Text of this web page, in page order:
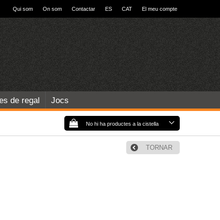
Qui som On som Contactar ES CAT El meu compte
de regal Jocs
No hi ha productes a la cistella
TORNAR